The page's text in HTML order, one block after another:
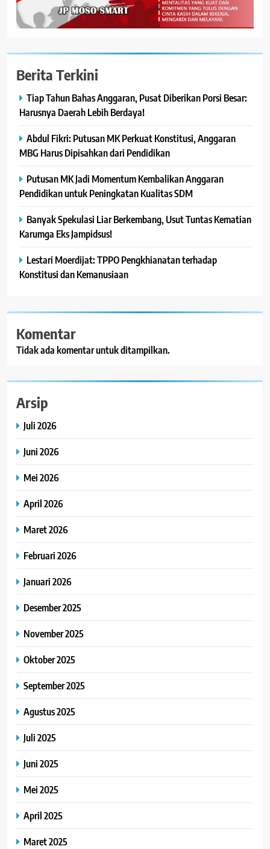
Berita Terkini
Tiap Tahun Bahas Anggaran, Pusat Diberikan Porsi Besar:
Harusnya Daerah Lebih Berdaya!
Abdul Fikri: Putusan MK Perkuat Konstitusi, Anggaran
MBG Harus Dipisahkan dari Pendidikan
Putusan MK Jadi Momentum Kembalikan Anggaran
Pendidikan untuk Peningkatan Kualitas SDM
Banyak Spekulasi Liar Berkembang, Usut Tuntas Kematian
Karumga Eks Jampidsus!
Lestari Moerdijat: TPPO Pengkhianatan terhadap
Konstitusi dan Kemanusiaan
Komentar
Tidak ada komentar untuk ditampilkan.
Arsip
Juli 2026
Juni 2026
Mei 2026
April 2026
Maret 2026
Februari 2026
Januari 2026
Desember 2025
November 2025
Oktober 2025
September 2025
Agustus 2025
Juli 2025
Juni 2025
Mei 2025
April 2025
Maret 2025